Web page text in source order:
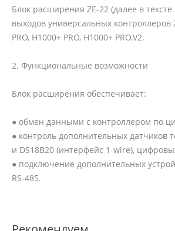
Блок расширения ZE-22 (далее в
выходов универсальных контроллеров
PRO, H1000+ PRO, H1000+ PRO.V2.
2. Функциональные возможности
Блок расширения обеспечивает:
● обмен данными с контроллером по
● контроль дополнительных датчиков
и DS18B20 (интерфейс 1-wire),
● подключение дополнительных
RS-485.